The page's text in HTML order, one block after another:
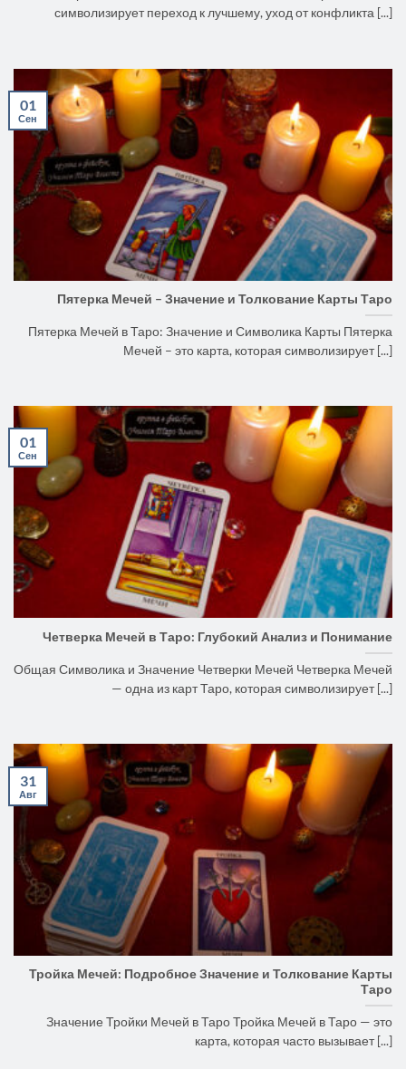
символизирует переход к лучшему, уход от конфликта [...]
Пятерка Мечей – Значение и Толкование Карты Таро
Пятерка Мечей в Таро: Значение и Символика Карты Пятерка
Мечей – это карта, которая символизирует [...]
01
Сен
Четверка Мечей в Таро: Глубокий Анализ и Понимание
Общая Символика и Значение Четверки Мечей Четверка Мечей
— одна из карт Таро, которая символизирует [...]
01
Сен
Тройка Мечей: Подробное Значение и Толкование Карты
Таро
Значение Тройки Мечей в Таро Тройка Мечей в Таро — это
карта, которая часто вызывает [...]
31
Авг